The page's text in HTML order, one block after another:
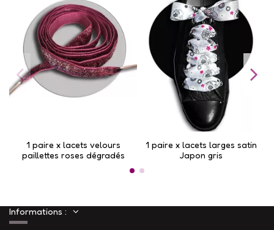
1 paire x lacets velours
paillettes roses dégradés
1 paire x lacets larges satin
Japon gris
Informations :